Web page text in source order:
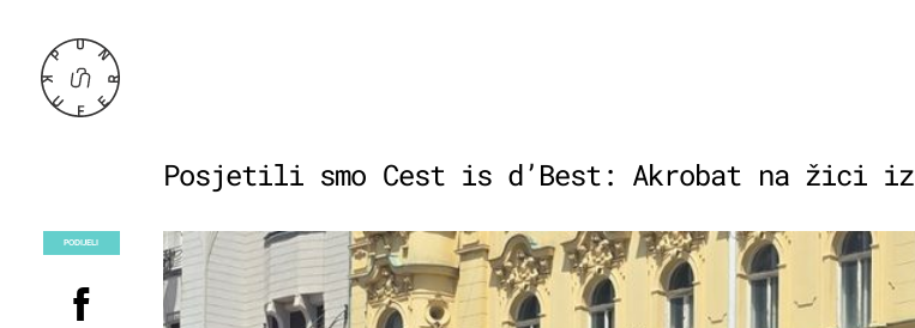
Posjetili smo Cest is d’Best: Akrobat na žici
PODIJELI
POGLEDAJ